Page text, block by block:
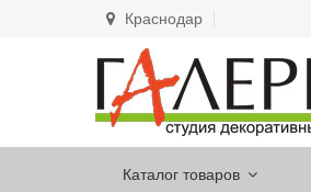
Краснодар
Каталог товаров